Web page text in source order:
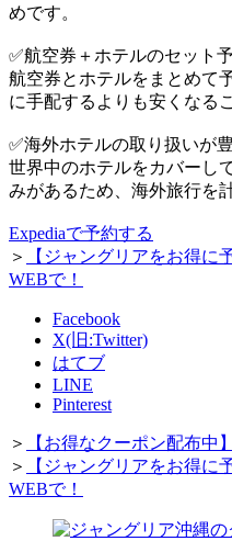
めです。
✅航空券＋ホテルのセット
航空券とホテルをまとめて
に手配するよりも安くなる
✅海外ホテルの取り扱いが
世界中のホテルをカバーし
みがあるため、海外旅行を
Expediaで予約する
＞
【ジャングリアをお得に
WEBで！
Facebook
X(旧:Twitter)
はてブ
LINE
Pinterest
＞
【お得なクーポン配布中
＞
【ジャングリアをお得に
WEBで！